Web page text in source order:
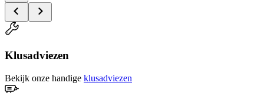
Klusadviezen
Bekijk onze handige klusadviezen